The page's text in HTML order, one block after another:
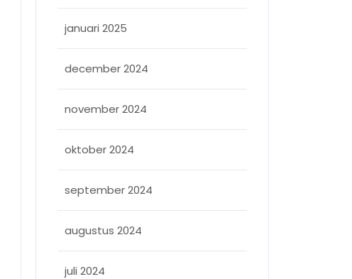
januari 2025
december 2024
november 2024
oktober 2024
september 2024
augustus 2024
juli 2024